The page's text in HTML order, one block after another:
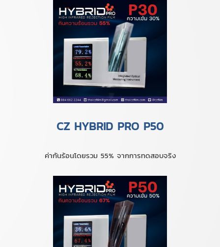
CZ HYBRID PRO P50
ค่ากันร้อนโดยรวม 55% จากการทดสอบจริง